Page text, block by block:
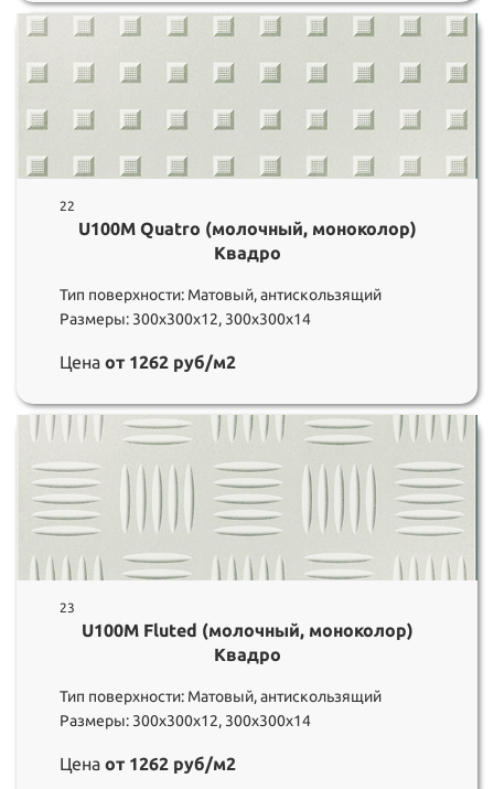
22
U100M Quatro (молочный, моноколор)
Квадро
Тип поверхности: Матовый, антискользящий
Размеры: 300х300х12, 300х300х14
Цена от 1262 руб/м2
23
U100M Fluted (молочный, моноколор)
Квадро
Тип поверхности: Матовый, антискользящий
Размеры: 300х300х12, 300х300х14
Цена от 1262 руб/м2